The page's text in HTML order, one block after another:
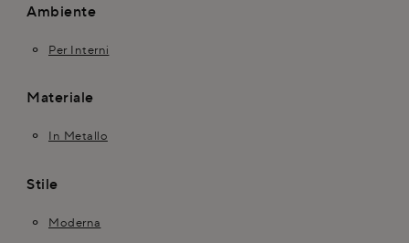
Ambiente
Per Interni
Materiale
In Metallo
Stile
Moderna